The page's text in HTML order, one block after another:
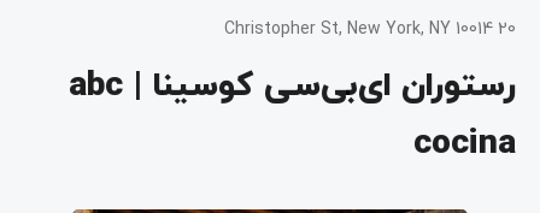
20 Christopher St, New York, NY 10014
رستوران ای‌بی‌سی کوسینا | abc
cocina